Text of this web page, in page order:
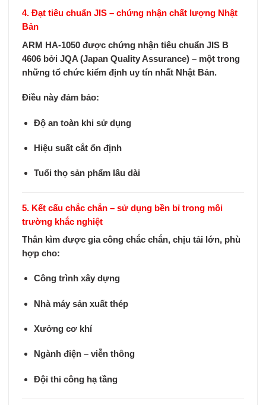
4. Đạt tiêu chuẩn JIS – chứng nhận chất lượng Nhật
Bản
ARM HA-1050 đượcchứng nhận tiêu chuẩn JIS B
4606 bởiJQA (Japan Quality Assurance) – một trong
những tổ chức kiểm định uy tín nhất Nhật Bản.
Điều này đảm bảo:
Độ an toàn khi sử dụng
Hiệu suất cắt ổn định
Tuổi thọ sản phẩm lâu dài
5. Kết cấu chắc chắn – sử dụng bền bỉ trong môi
trường khắc nghiệt
Thân kìm được gia công chắc chắn, chịu tải lớn, phù
hợp cho:
Công trình xây dựng
Nhà máy sản xuất thép
Xưởng cơ khí
Ngành điện – viễn thông
Đội thi công hạ tầng